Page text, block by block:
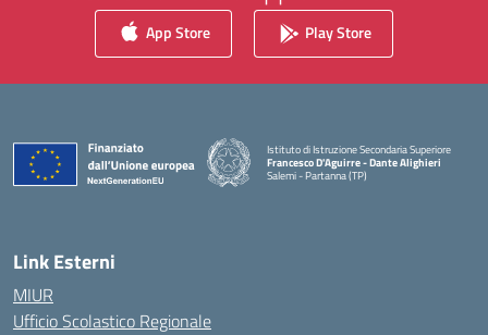
App Store Play Store
Istituto di Istruzione Secondaria Superiore
Francesco D'Aguirre - Dante Alighieri
Salemi - Partanna (TP)
Link Esterni
MIUR
Ufficio Scolastico Regionale